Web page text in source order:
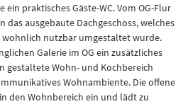
ein praktisches Gäste-WC. Vom OG-Flur
ausgebaute Dachgeschoss, welches
wohnlich nutzbar umgestaltet wurde.
Galerie im OG ein zusätzliches
gestaltete Wohn- und Kochbereich
Wohnambiente. Die offene
den Wohnbereich ein und lädt zu